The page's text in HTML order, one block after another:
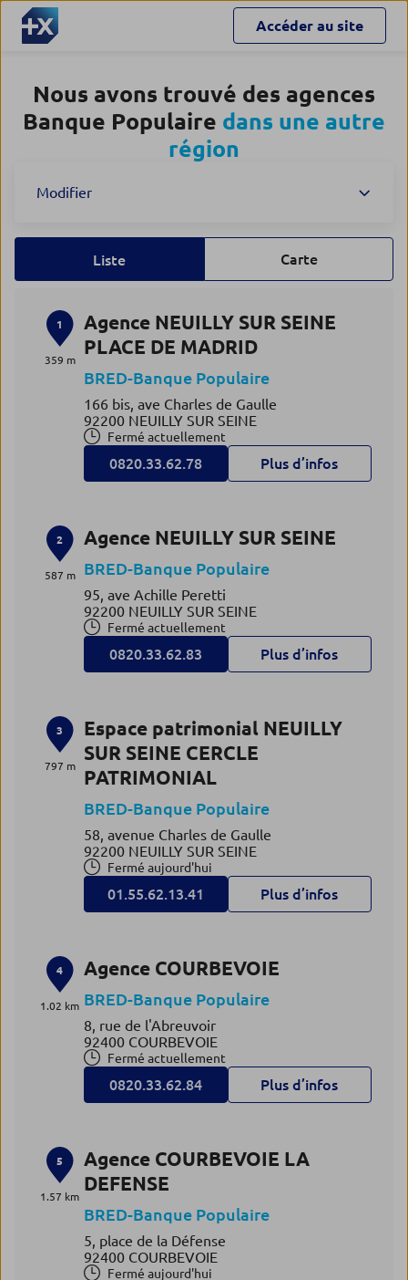
Accéder au site
Nous avons trouvé des agences
Banque Populaire dans une autre
région
Modifier
Liste Carte
1
359 m
Agence NEUILLY SUR SEINE
PLACE DE MADRID
BRED-Banque Populaire
166 bis, ave Charles de Gaulle
92200 NEUILLY SUR SEINE
Fermé actuellement
0820.33.62.78 Plus d’infos
2
587 m
Agence NEUILLY SUR SEINE
BRED-Banque Populaire
95, ave Achille Peretti
92200 NEUILLY SUR SEINE
Fermé actuellement
0820.33.62.83 Plus d’infos
3
797 m
Espace patrimonial NEUILLY
SUR SEINE CERCLE
PATRIMONIAL
BRED-Banque Populaire
58, avenue Charles de Gaulle
92200 NEUILLY SUR SEINE
Fermé aujourd'hui
01.55.62.13.41 Plus d’infos
4
1.02 km
Agence COURBEVOIE
BRED-Banque Populaire
8, rue de l'Abreuvoir
92400 COURBEVOIE
Fermé actuellement
0820.33.62.84 Plus d’infos
5
1.57 km
Agence COURBEVOIE LA
DEFENSE
BRED-Banque Populaire
5, place de la Défense
92400 COURBEVOIE
Fermé aujourd'hui